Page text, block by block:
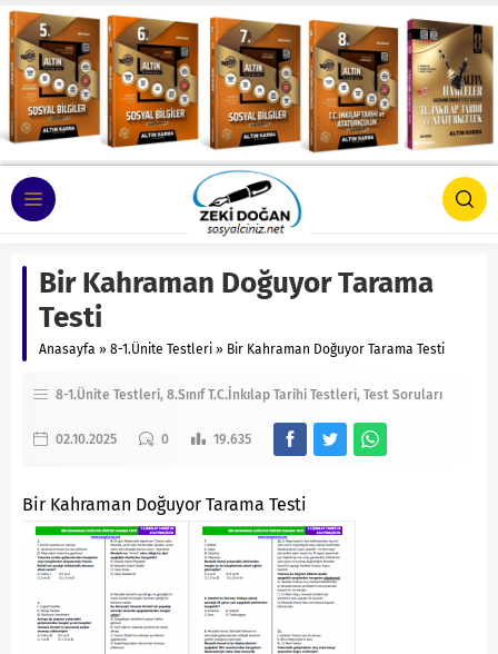
Bir Kahraman Doğuyor Tarama
Testi
Anasayfa » 8-1.Ünite Testleri » Bir Kahraman Doğuyor Tarama Testi
8-1.Ünite Testleri 8.Sınıf T.C.İnkılap Tarihi Testleri Test Soruları
02.10.2025 0 19.635
Bir Kahraman Doğuyor Tarama Testi